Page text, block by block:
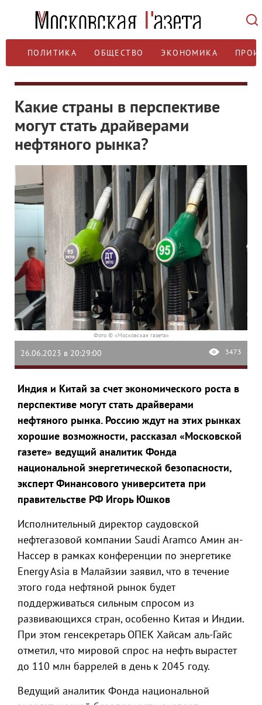
ПОЛИТИКА ОБЩЕСТВО ЭКОНОМИКА
Какие страны в перспективе
могут стать драйверами
нефтяного рынка?
Фото © «Московская газета»
26.06.2023 в 20:29:00 3473
Индия и Китай за счет экономического роста в
перспективе могут стать драйверами
нефтяного рынка. Россию ждут на этих рынках
хорошие возможности, рассказал «Московской
газете» ведущий аналитик Фонда
национальной энергетической безопасности,
эксперт Финансового университета при
правительстве РФ Игорь Юшков
Исполнительный директор саудовской
нефтегазовой компании Saudi Aramco Амин ан-
Нассер в рамках конференции по энергетике
Energy Asia в Малайзии заявил, что в течение
этого года нефтяной рынок будет
поддерживаться сильным спросом из
развивающихся стран, особенно Китая и Индии.
При этом генсекретарь ОПЕК Хайсам аль-Гайс
отметил, что мировой спрос на нефть вырастет
до 110 млн баррелей в день к 2045 году.
Ведущий аналитик Фонда национальной